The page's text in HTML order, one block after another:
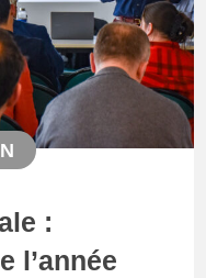
:
l’année